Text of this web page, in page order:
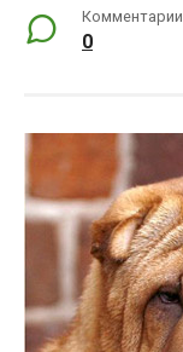
Комментарии
0